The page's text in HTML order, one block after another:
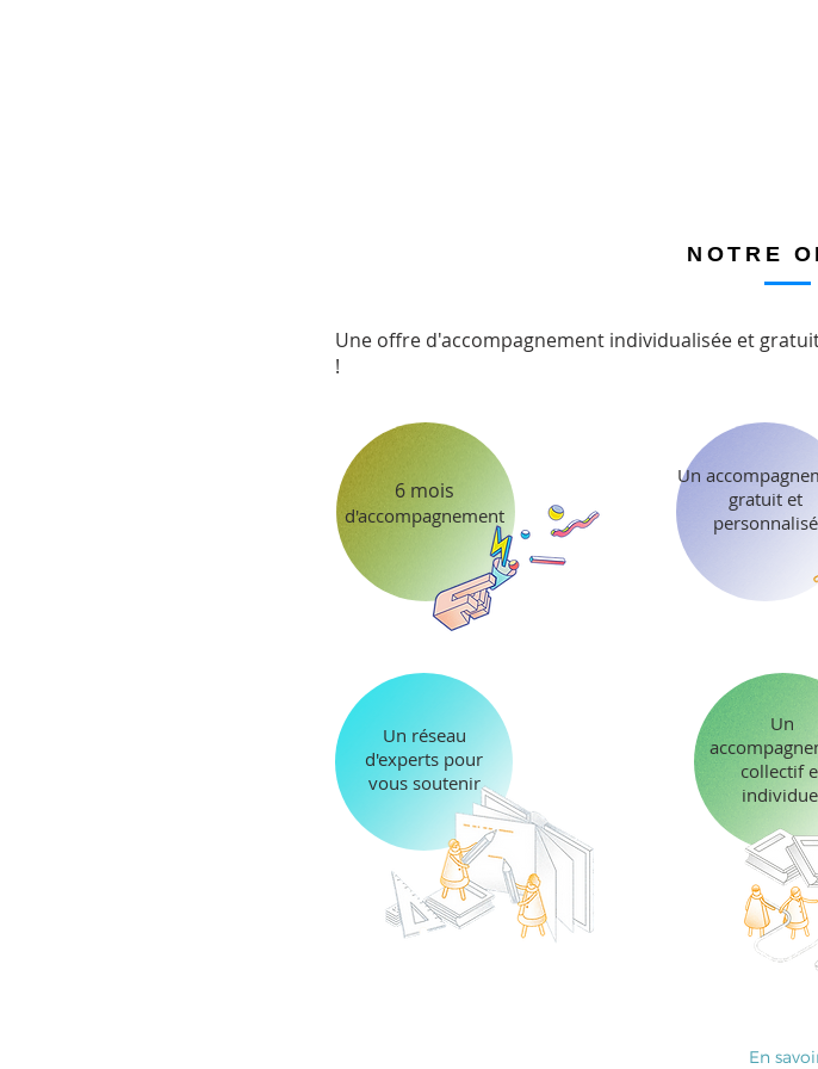
NOTRE
Une offre d'accompagnement individualisée et
!
6 mois
d'accompagnement
Un réseau
d'experts pour
vous soutenir
Un
gratuit et
personnalisé
Un
collectif
En